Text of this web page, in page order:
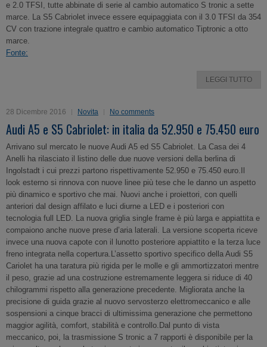
e 2.0 TFSI, tutte abbinate di serie al cambio automatico S tronic a sette
marce. La S5 Cabriolet invece essere equipaggiata con il 3.0 TFSI da 354
CV con trazione integrale quattro e cambio automatico Tiptronic a otto
marce.
Fonte:
LEGGI TUTTO
28 Dicembre 2016 Novita No comments
Audi A5 e S5 Cabriolet: in italia da 52.950 e 75.450 euro
Arrivano sul mercato le nuove Audi A5 ed S5 Cabriolet. La Casa dei 4
Anelli ha rilasciato il listino delle due nuove versioni della berlina di
Ingolstadt i cui prezzi partono rispettivamente 52.950 e 75.450 euro.Il
look esterno si rinnova con nuove linee più tese che le danno un aspetto
più dinamico e sportivo che mai. Nuovi anche i proiettori, con quelli
anteriori dal design affilato e luci diurne a LED e i posteriori con
tecnologia full LED. La nuova griglia single frame è più larga e appiattita e
compaiono anche nuove prese d’aria laterali. La versione scoperta riceve
invece una nuova capote con il lunotto posteriore appiattito e la terza luce
freno integrata nella copertura.L’assetto sportivo specifico della Audi S5
Cariolet ha una taratura più rigida per le molle e gli ammortizzatori mentre
il peso, grazie ad una costruzione estremamente leggera si riduce di 40
chilogrammi rispetto alla generazione precedente. Migliorata anche la
precisione di guida grazie al nuovo servosterzo elettromeccanico e alle
sospensioni a cinque bracci di ultimissima generazione che permettono
maggior agilità, comfort, stabilità e controllo.Dal punto di vista
meccanico, poi, la trasmissione S tronic a 7 rapporti è disponibile per la